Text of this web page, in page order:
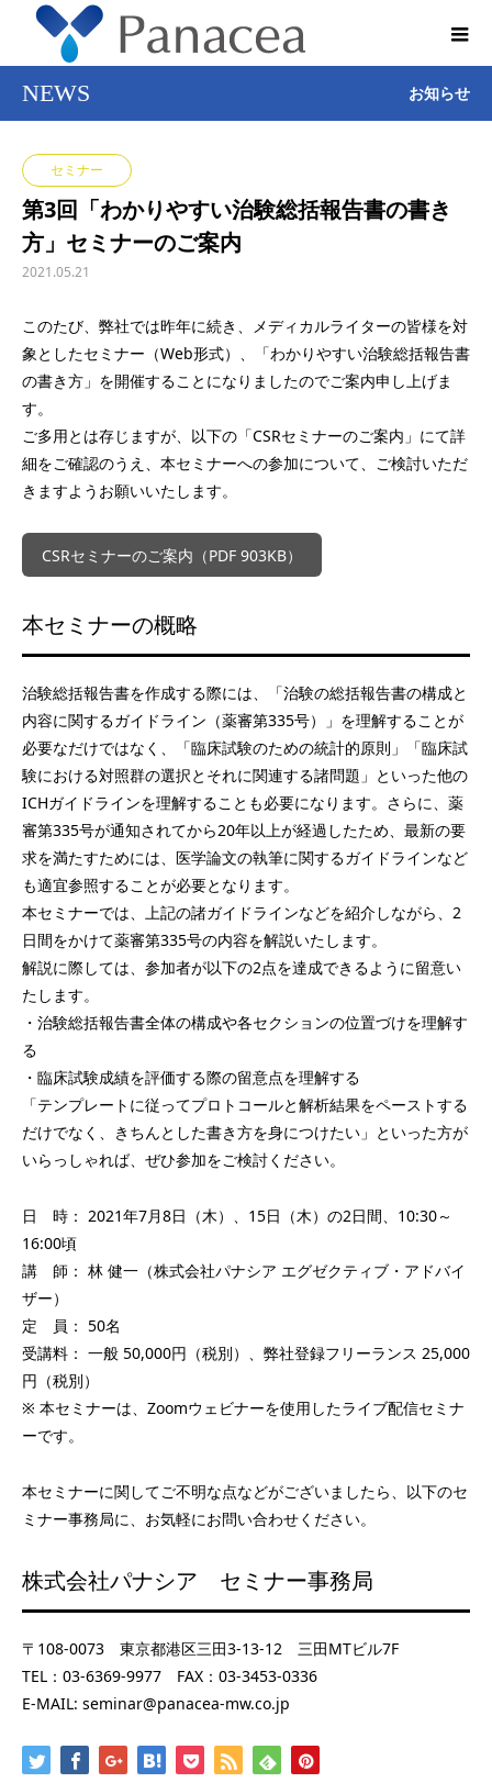
NEWS お知らせ
セミナー
第3回「わかりやすい治験総括報告書の書き
方」セミナーのご案内
2021.05.21
このたび、弊社では昨年に続き、メディカルライターの皆様を対
象としたセミナー（Web形式）、「わかりやすい治験総括報告書
の書き方」を開催することになりましたのでご案内申し上げま
す。
ご多用とは存じますが、以下の「CSRセミナーのご案内」にて詳
細をご確認のうえ、本セミナーへの参加について、ご検討いただ
きますようお願いいたします。
CSRセミナーのご案内（PDF 903KB）
本セミナーの概略
治験総括報告書を作成する際には、「治験の総括報告書の構成と
内容に関するガイドライン（薬審第335号）」を理解することが
必要なだけではなく、「臨床試験のための統計的原則」「臨床試
験における対照群の選択とそれに関連する諸問題」といった他の
ICHガイドラインを理解することも必要になります。さらに、薬
審第335号が通知されてから20年以上が経過したため、最新の要
求を満たすためには、医学論文の執筆に関するガイドラインなど
も適宜参照することが必要となります。
本セミナーでは、上記の諸ガイドラインなどを紹介しながら、2
日間をかけて薬審第335号の内容を解説いたします。
解説に際しては、参加者が以下の2点を達成できるように留意い
たします。
・治験総括報告書全体の構成や各セクションの位置づけを理解す
る
・臨床試験成績を評価する際の留意点を理解する
「テンプレートに従ってプロトコールと解析結果をペーストする
だけでなく、きちんとした書き方を身につけたい」といった方が
いらっしゃれば、ぜひ参加をご検討ください。
日 時： 2021年7月8日（木）、15日（木）の2日間、10:30～
16:00頃
講 師： 林 健一（株式会社パナシア エグゼクティブ・アドバイ
ザー）
定 員： 50名
受講料： 一般 50,000円（税別）、弊社登録フリーランス 25,000
円（税別）
※ 本セミナーは、Zoomウェビナーを使用したライブ配信セミナ
ーです。
本セミナーに関してご不明な点などがございましたら、以下のセ
ミナー事務局に、お気軽にお問い合わせください。
株式会社パナシア セミナー事務局
〒108-0073 東京都港区三田3-13-12 三田MTビル7F
TEL：03-6369-9977 FAX：03-3453-0336
E-MAIL: seminar@panacea-mw.co.jp